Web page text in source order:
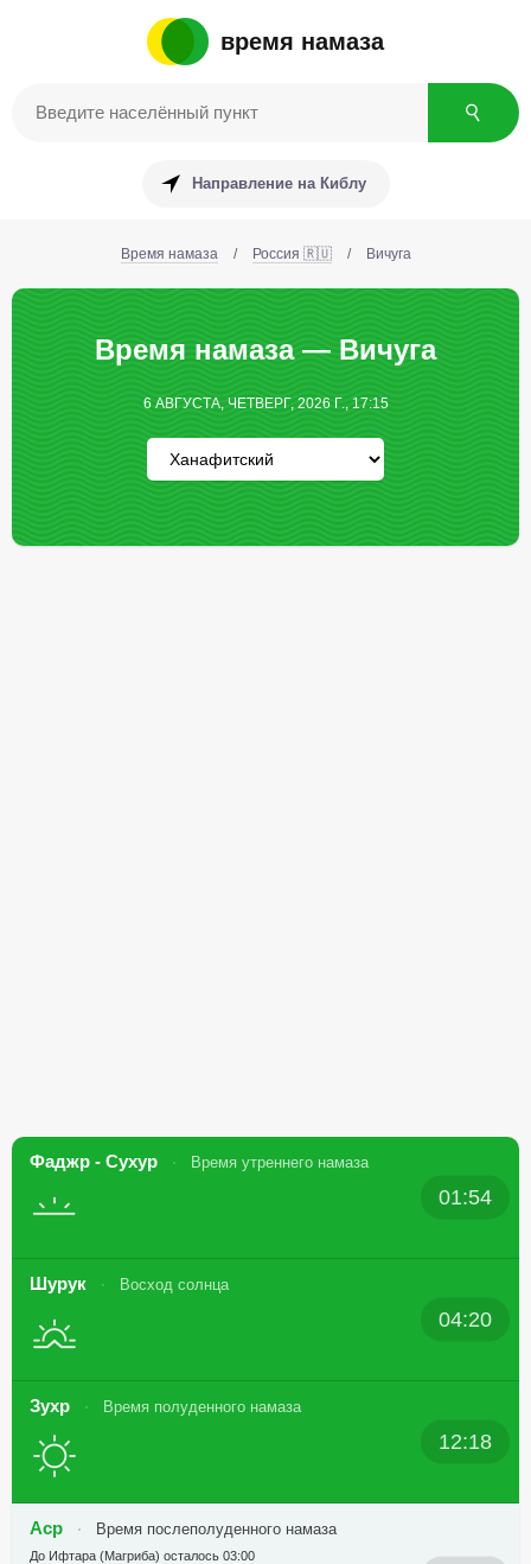
время намаза
Направление на Киблу
Время намаза / Россия 🇷🇺 / Вичуга
Время намаза — Вичуга
6 АВГУСТА, ЧЕТВЕРГ, 2026 Г., 17:15
Фаджр - Сухур Время утреннего намаза
01:54
Шурук Восход солнца
04:20
Зухр Время полуденного намаза
12:18
Аср Время послеполуденного намаза
До Ифтара (Магриба) осталось 03:00